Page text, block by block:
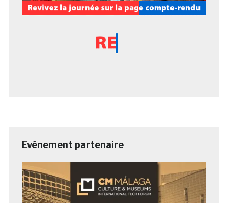
Evénement partenaire